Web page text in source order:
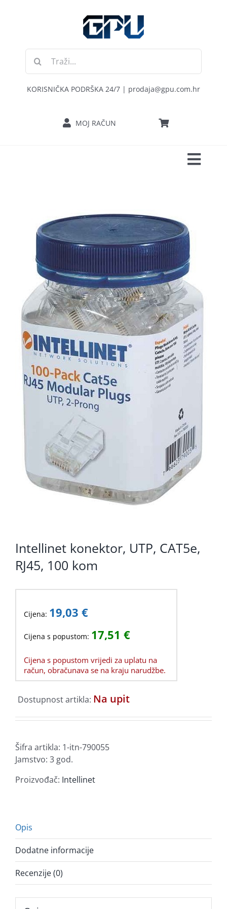
Traži...
KORISNIČKA PODRŠKA 24/7 | prodaja@gpu.com.hr
MOJ RAČUN
KOMPONENTE
PERIFERIJA
KABELI I KONEKTORI
MREŽNA OPREMA
PRINTERI
POTROŠNI
POTROŠAČKA ELEKTRONIKA
OSTALO
Intellinet konektor, UTP, CAT5e,
RJ45, 100 kom
Cijena: 19,03 €
Cijena s popustom: 17,51 €
Cijena s popustom vrijedi za uplatu na
račun, obračunava se na kraju narudžbe.
Dostupnost artikla: Na upit
Šifra artikla: 1-itn-790055
Jamstvo: 3 god.
Proizvođač: Intellinet
Opis
Dodatne informacije
Recenzije (0)